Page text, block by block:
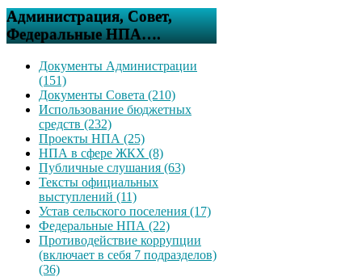
Администрация, Совет,
Федеральные НПА….
Документы Администрации
(151)
Документы Совета (210)
Использование бюджетных
средств (232)
Проекты НПА (25)
НПА в сфере ЖКХ (8)
Публичные слушания (63)
Тексты официальных
выступлений (11)
Устав сельского поселения (17)
Федеральные НПА (22)
Противодействие коррупции
(включает в себя 7 подразделов)
(36)